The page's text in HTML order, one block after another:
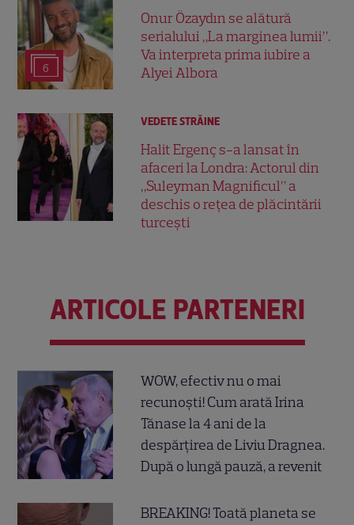
6
Onur Özaydın se alătură
serialului „La marginea lumii”.
Va interpreta prima iubire a
Alyei Albora
VEDETE STRĂINE
Halit Ergenç s-a lansat în
afaceri la Londra: Actorul din
„Suleyman Magnificul” a
deschis o rețea de plăcintării
turcești
ARTICOLE PARTENERI
WOW, efectiv nu o mai
recunoști! Cum arată Irina
Tănase la 4 ani de la
despărțirea de Liviu Dragnea.
După o lungă pauză, a revenit
BREAKING! Toată planeta se